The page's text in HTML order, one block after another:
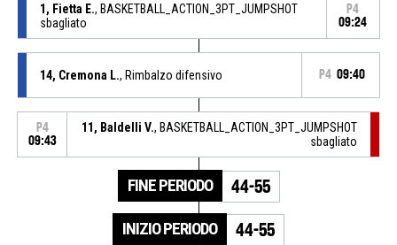
1, Fietta E., BASKETBALL_ACTION_3PT_JUMPSHOT
sbagliato
P4
09:24
14, Cremona L., Rimbalzo difensivo P4 09:40
P4
09:43
11, Baldelli V., BASKETBALL_ACTION_3PT_JUMPSHOT
sbagliato
FINE PERIODO 44-55
INIZIO PERIODO 44-55